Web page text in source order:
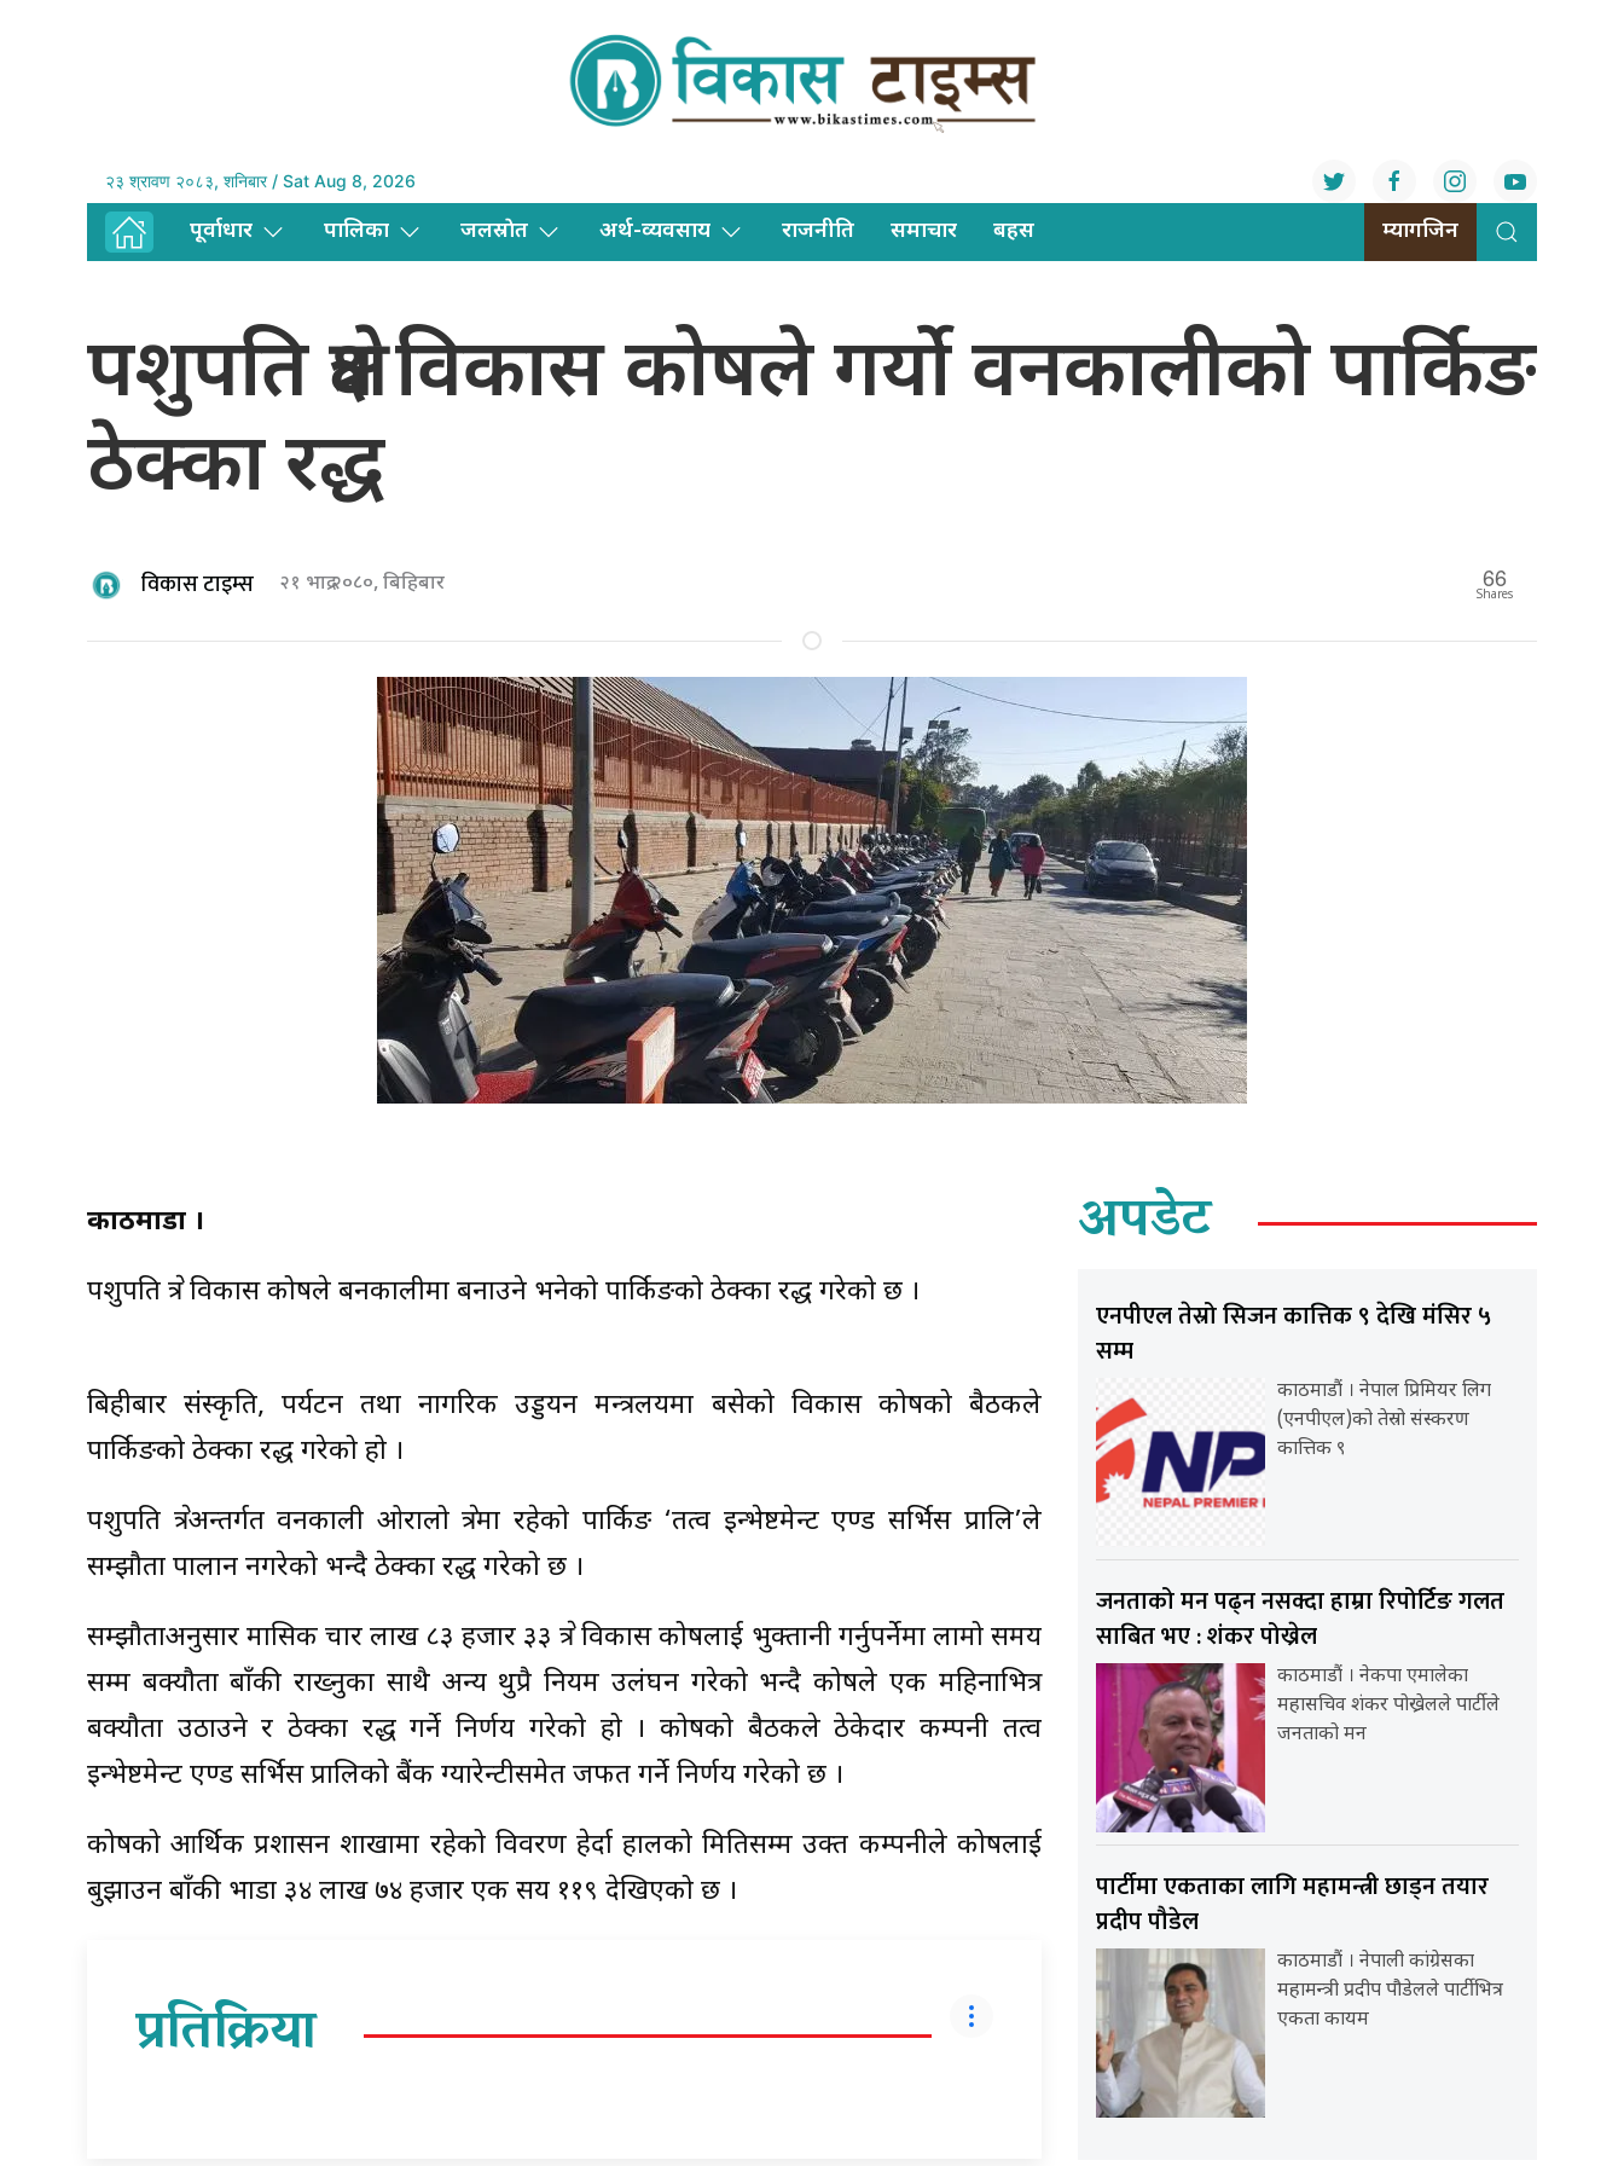
२३ श्रावण २०८३, शनिबार / Sat Aug 8, 2026
पूर्वाधार पालिका जलस्राेत अर्थ-व्यवसाय राजनीति समाचार बहस म्यागजिन
पशुपति क्षेत्र विकास कोषले गर्यो वनकालीको पार्किङ
ठेक्का रद्ध
विकास टाइम्स २१ भाद्र २०८०, बिहिबार 66
Shares
काठमाडौं ।
पशुपति क्षेत्र विकास कोषले बनकालीमा बनाउने भनेको पार्किङको ठेक्का रद्ध गरेको छ ।
बिहीबार संस्कृति, पर्यटन तथा नागरिक उड्डयन मन्त्रलयमा बसेको विकास कोषको बैठकले
पार्किङको ठेक्का रद्ध गरेको हो ।
पशुपति क्षेत्रअन्तर्गत वनकाली ओरालो क्षेत्रमा रहेको पार्किङ ‘तत्व इन्भेष्टमेन्ट एण्ड सर्भिस प्रालि’ले
सम्झौता पालान नगरेको भन्दै ठेक्का रद्ध गरेको छ ।
सम्झौताअनुसार मासिक चार लाख ८३ हजार ३३ क्षेत्र विकास कोषलाई भुक्तानी गर्नुपर्नेमा लामो समय
सम्म बक्यौता बाँकी राख्नुका साथै अन्य थुप्रै नियम उलंघन गरेको भन्दै कोषले एक महिनाभित्र
बक्यौता उठाउने र ठेक्का रद्ध गर्ने निर्णय गरेको हो । कोषको बैठकले ठेकेदार कम्पनी तत्व
इन्भेष्टमेन्ट एण्ड सर्भिस प्रालिको बैंक ग्यारेन्टीसमेत जफत गर्ने निर्णय गरेको छ ।
कोषको आर्थिक प्रशासन शाखामा रहेको विवरण हेर्दा हालको मितिसम्म उक्त कम्पनीले कोषलाई
बुझाउन बाँकी भाडा ३४ लाख ७४ हजार एक सय ११९ देखिएको छ ।
प्रतिक्रिया
अपडेट
एनपीएल तेस्रो सिजन कात्तिक ९ देखि मंसिर ५
सम्म
काठमाडौं । नेपाल प्रिमियर लिग
(एनपीएल)को तेस्रो संस्करण
कात्तिक ९
जनताको मन पढ्न नसक्दा हाम्रा रिपोर्टिङ गलत
साबित भए : शंकर पोख्रेल
काठमाडौं । नेकपा एमालेका
महासचिव शंकर पोख्रेलले पार्टीले
जनताको मन
पार्टीमा एकताका लागि महामन्त्री छाड्न तयार
प्रदीप पौडेल
काठमाडौं । नेपाली कांग्रेसका
महामन्त्री प्रदीप पौडेलले पार्टीभित्र
एकता कायम